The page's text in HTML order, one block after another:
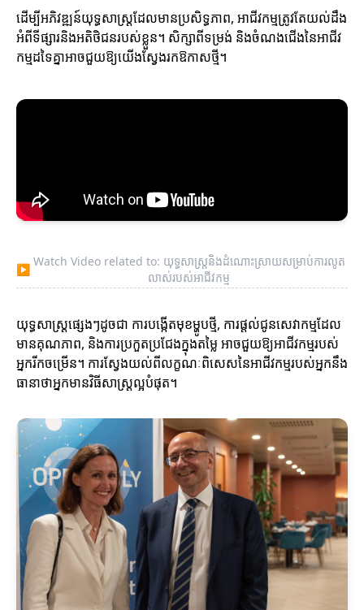
ដើម្បីអភិវឌ្ឍន៍យុទ្ធសាស្ត្រដែលមានប្រសិទ្ធភាព, អាជីវកម្មត្រូវតែយល់ដឹង
អំពីទីផ្សារនិងអតិថិជនរបស់ខ្លួន។ សិក្សាពីទម្រង់ និងចំណងជើងនៃអាជីវ
កម្មដទៃគ្នាអាចជួយឱ្យយើងស្វែងរកឱកាសថ្មី។
▶
Watch Video related to: យុទ្ធសាស្ត្រនិងដំណោះស្រាយសម្រាប់ការលូត
លាស់របស់អាជីវកម្ម
យុទ្ធសាស្ត្រផ្សេងៗដូចជា ការបង្កើតមុខម្ហូបថ្មី, ការផ្តល់ជូនសេវាកម្មដែល
មានគុណភាព, និងការប្រកួតប្រជែងក្នុងតម្លៃ អាចជួយឱ្យអាជីវកម្មរបស់
អ្នករីកចម្រើន។ ការស្វែងយល់ពីលក្ខណៈពិសេសនៃអាជីវកម្មរបស់អ្នកនឹង
ធានាថាអ្នកមានវិធីសាស្រ្តល្អបំផុត។